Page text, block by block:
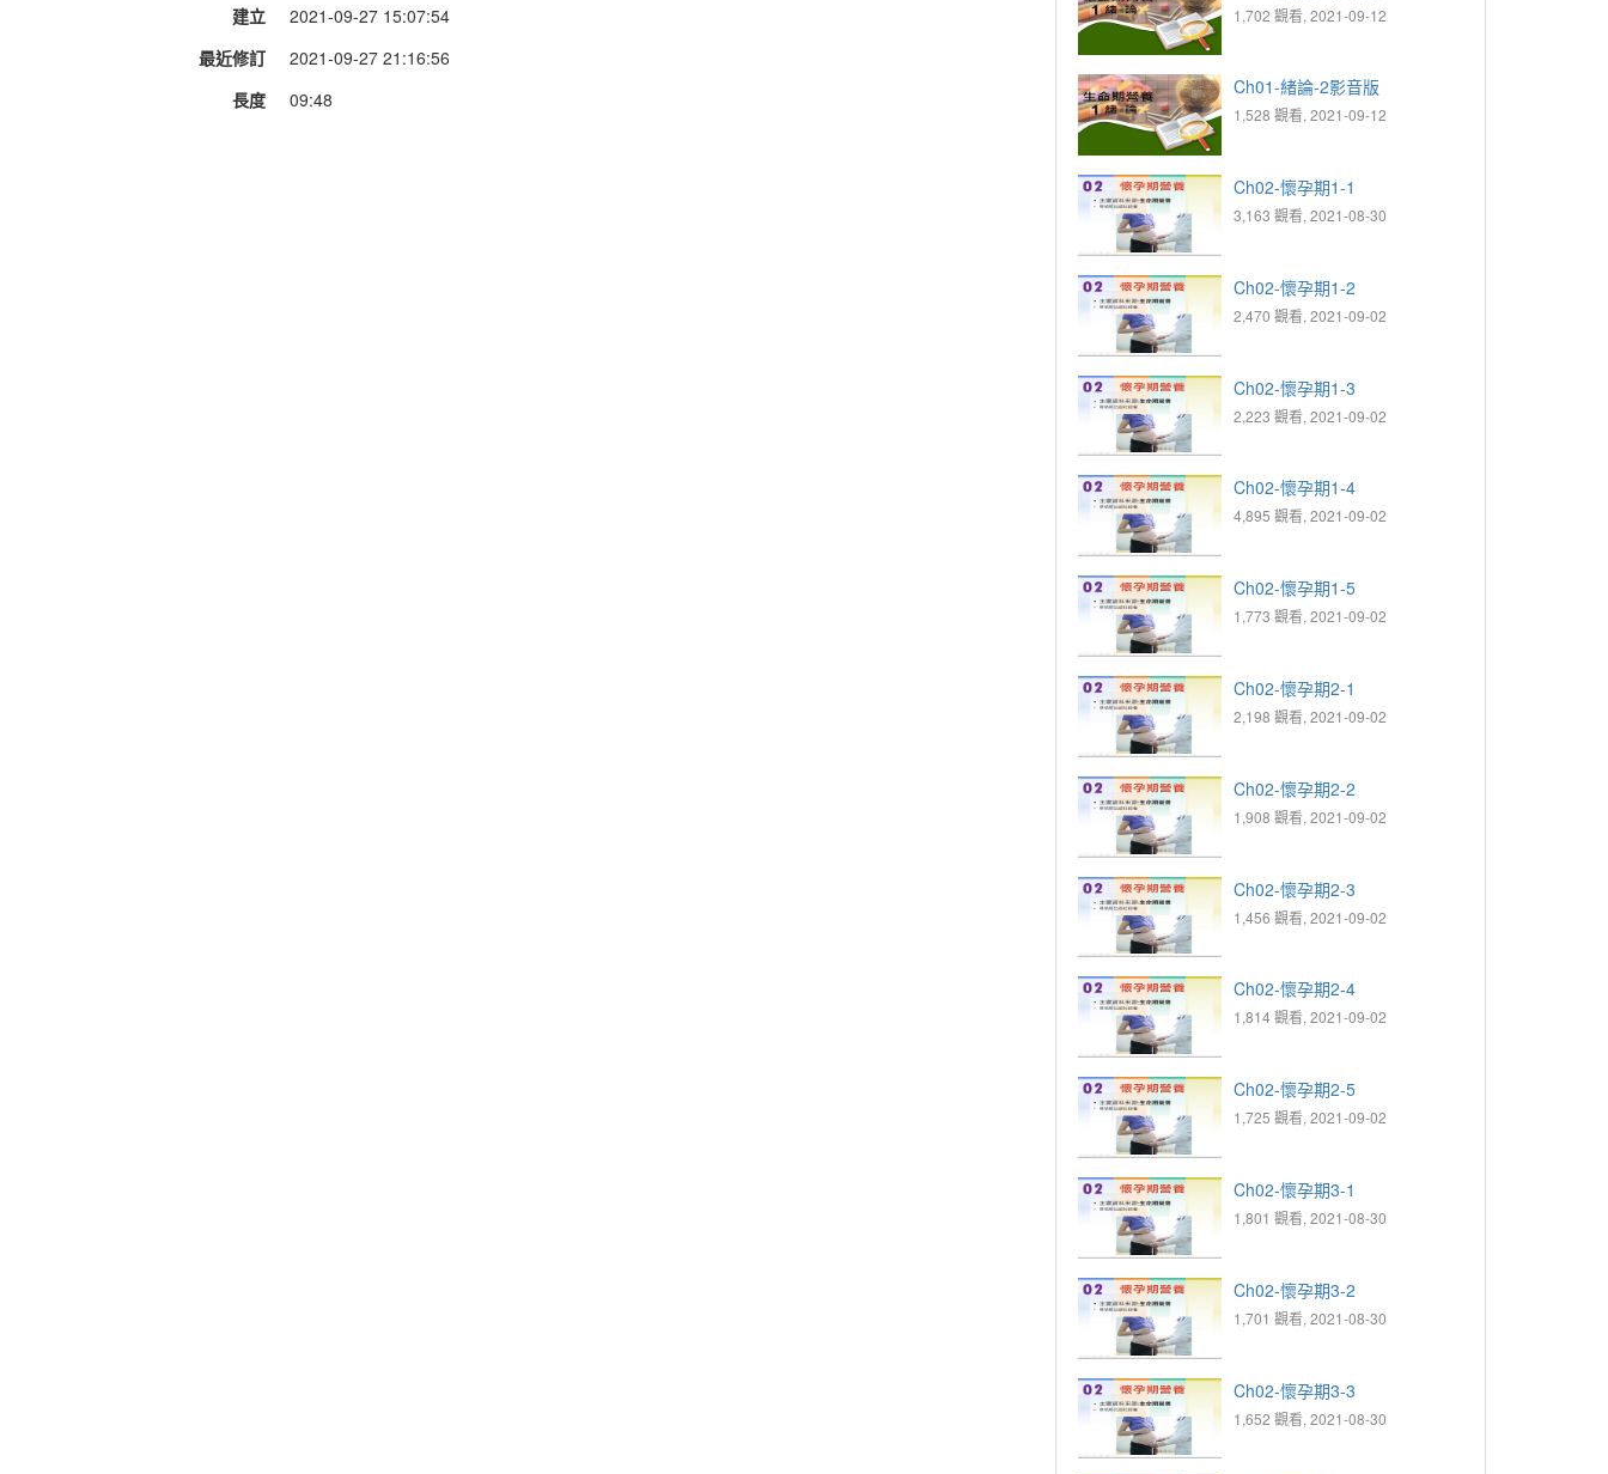
建立
2021-09-27 15:07:54
最近修訂
2021-09-27 21:16:56
長度
09:48
1,702 觀看, 2021-09-12
Ch01-緒論-2影音版
1,528 觀看, 2021-09-12
Ch02-懷孕期1-1
3,163 觀看, 2021-08-30
Ch02-懷孕期1-2
2,470 觀看, 2021-09-02
Ch02-懷孕期1-3
2,223 觀看, 2021-09-02
Ch02-懷孕期1-4
4,895 觀看, 2021-09-02
Ch02-懷孕期1-5
1,773 觀看, 2021-09-02
Ch02-懷孕期2-1
2,198 觀看, 2021-09-02
Ch02-懷孕期2-2
1,908 觀看, 2021-09-02
Ch02-懷孕期2-3
1,456 觀看, 2021-09-02
Ch02-懷孕期2-4
1,814 觀看, 2021-09-02
Ch02-懷孕期2-5
1,725 觀看, 2021-09-02
Ch02-懷孕期3-1
1,801 觀看, 2021-08-30
Ch02-懷孕期3-2
1,701 觀看, 2021-08-30
Ch02-懷孕期3-3
1,652 觀看, 2021-08-30